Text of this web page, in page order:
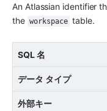
An Atlassian identifier
the workspace table.
SQL 名
データ タイプ
外部キー